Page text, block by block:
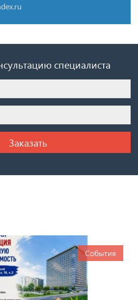
специалиста
События